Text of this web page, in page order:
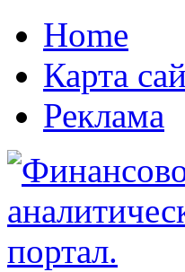
Home
Карта
Реклама